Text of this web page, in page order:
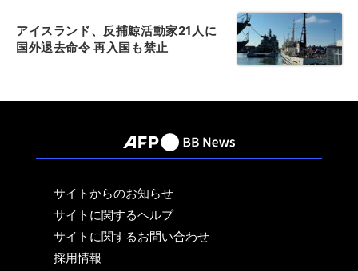
アイスランド、反捕鯨活動家21人に
国外退去命令 再入国も禁止
サイトからのお知らせ
サイトに関するヘルプ
サイトに関するお問い合わせ
採用情報